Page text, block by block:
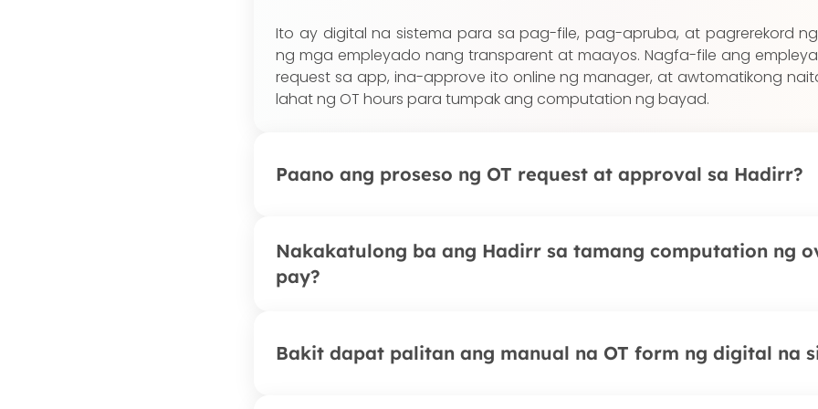
Ito ay digital na sistema para sa pag-file, pag-apruba, at pagrerekord
ng mga empleyado nang transparent at maayos. Nagfa-file ang
request sa app, ina-approve ito online ng manager, at awtomatikong
lahat ng OT hours para tumpak ang computation ng bayad.
Paano ang proseso ng OT request at approval sa Hadirr?
Nagpapasa ang empleyado ng OT request na may oras at dahilan direkta
app. Napupunta ito sa manager o HR para sa real-time na approval o
na-aprubahang oras ay awtomatikong naidaragdag sa attendance recap,
Nakakatulong ba ang Hadirr sa tamang computation ng
pay?
Oo. Dahil tumpak ang OT records at malinaw ang approval trail, mas
makapag-compute ng overtime pay alinsunod sa mga umiiral na
Bakit dapat palitan ang manual na OT form ng digital na